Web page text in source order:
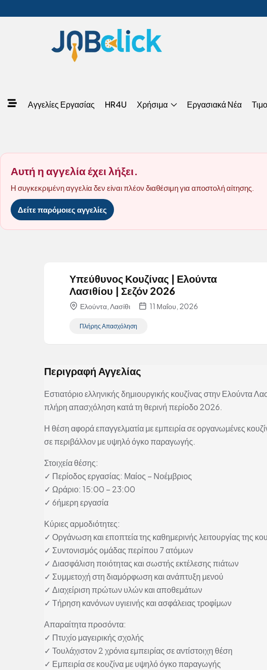
Αγγελίες Εργασίας HR4U Χρήσιμα Εργασιακά Νέα
Αυτή η αγγελία έχει λήξει.
Η συγκεκριμένη αγγελία δεν είναι πλέον διαθέσιμη για αποστολή αίτησης.
Δείτε παρόμοιες αγγελίες
Υπεύθυνος Κουζίνας | Ελούντα
Λασιθίου | Σεζόν 2026
Ελούντα, Λασίθι 11 Μαΐου, 2026
Πλήρης Απασχόληση
Περιγραφή Αγγελίας
Εστιατόριο ελληνικής δημιουργικής κουζίνας στην Ελούντα
πλήρη απασχόληση κατά τη θερινή περίοδο 2026.
Η θέση αφορά επαγγελματία με εμπειρία σε οργανωμένες
σε περιβάλλον με υψηλό όγκο παραγωγής.
Στοιχεία θέσης:
✓ Περίοδος εργασίας: Μαίος – Νοέμβριος
✓ Ωράριο: 15:00 – 23:00
✓ 6ήμερη εργασία
Κύριες αρμοδιότητες:
✓ Οργάνωση και εποπτεία της καθημερινής λειτουργίας της
✓ Συντονισμός ομάδας περίπου 7 ατόμων
✓ Διασφάλιση ποιότητας και σωστής εκτέλεσης πιάτων
✓ Συμμετοχή στη διαμόρφωση και ανάπτυξη μενού
✓ Διαχείριση πρώτων υλών και αποθεμάτων
✓ Τήρηση κανόνων υγιεινής και ασφάλειας τροφίμων
Απαραίτητα προσόντα:
✓ Πτυχίο μαγειρικής σχολής
✓ Τουλάχιστον 2 χρόνια εμπειρίας σε αντίστοιχη θέση
✓ Εμπειρία σε κουζίνα με υψηλό όγκο παραγωγής